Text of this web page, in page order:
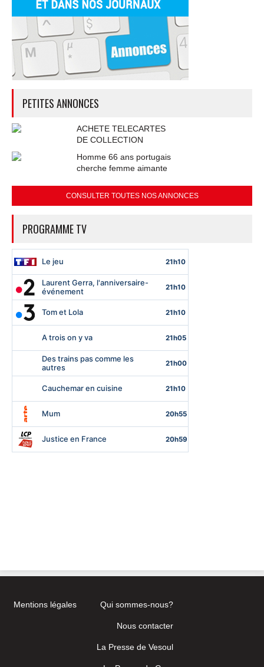
PETITES ANNONCES
ACHETE TELECARTES
DE COLLECTION
Homme 66 ans portugais
cherche femme aimante
CONSULTER TOUTES NOS ANNONCES
PROGRAMME TV
Mentions légales Qui sommes-nous?
Nous contacter
La Presse de Vesoul